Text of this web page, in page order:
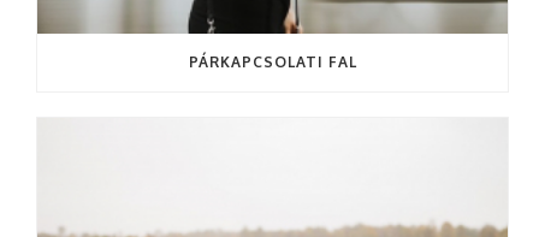
PÁRKAPCSOLATI FAL